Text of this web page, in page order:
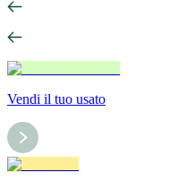
Vendi il tuo usato